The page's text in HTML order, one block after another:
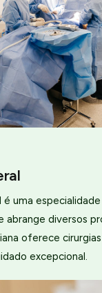
é uma
abrange diversos
oferece
excepcional.